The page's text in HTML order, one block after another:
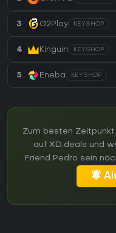
3 G2Play KEYSHOP
4 Kinguin KEYSHOP
5 Eneba KEYSHOP
Zum besten
auf XD.deals und
Friend Pedro sein